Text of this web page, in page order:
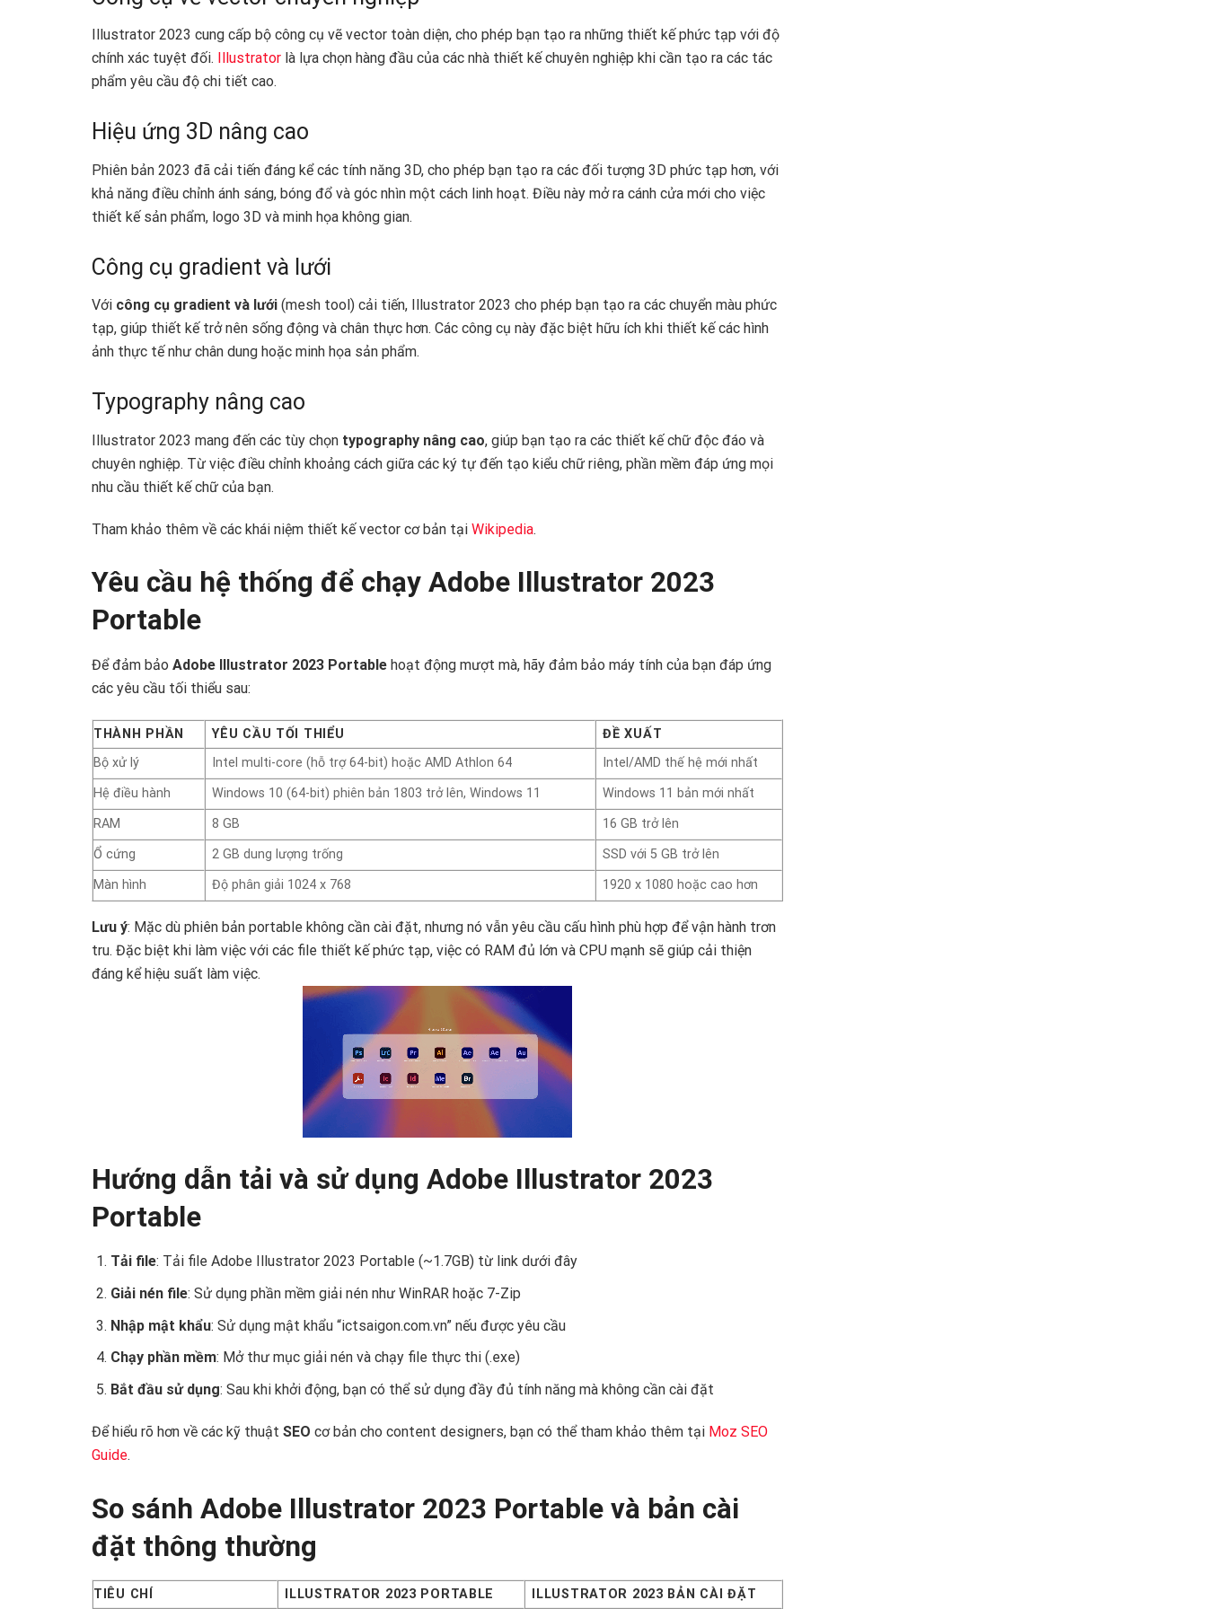
Illustrator 2023 cung cấp bộ công cụ vẽ vector toàn diện, cho phép bạn tạo ra những thiết kế phức tạp với độ
chính xác tuyệt đối.
Illustrator là lựa chọn hàng đầu của các nhà thiết kế chuyên nghiệp khi cần tạo ra các tác
phẩm yêu cầu độ chi tiết cao.
Hiệu ứng 3D nâng cao
Phiên bản 2023 đã cải tiến đáng kể các tính năng 3D, cho phép bạn tạo ra các đối tượng 3D phức tạp hơn, với
khả năng điều chỉnh ánh sáng, bóng đổ và góc nhìn một cách linh hoạt. Điều này mở ra cánh cửa mới cho việc
thiết kế sản phẩm, logo 3D và minh họa không gian.
Công cụ gradient và lưới
Với công cụ gradient và lưới (mesh tool) cải tiến, Illustrator 2023 cho phép bạn tạo ra các chuyển màu phức
tạp, giúp thiết kế trở nên sống động và chân thực hơn. Các công cụ này đặc biệt hữu ích khi thiết kế các hình
ảnh thực tế như chân dung hoặc minh họa sản phẩm.
Typography nâng cao
Illustrator 2023 mang đến các tùy chọn typography nâng cao, giúp bạn tạo ra các thiết kế chữ độc đáo và
chuyên nghiệp. Từ việc điều chỉnh khoảng cách giữa các ký tự đến tạo kiểu chữ riêng, phần mềm đáp ứng mọi
nhu cầu thiết kế chữ của bạn.
Tham khảo thêm về các khái niệm thiết kế vector cơ bản tại Wikipedia.
Yêu cầu hệ thống để chạy Adobe Illustrator 2023
Portable
Để đảm bảo Adobe Illustrator 2023 Portable hoạt động mượt mà, hãy đảm bảo máy tính của bạn đáp ứng
các yêu cầu tối thiểu sau:
THÀNH PHẦN YÊU CẦU TỐI THIỂU
ĐỀ XUẤT
Bộ xử lý
Intel multi-core (hỗ trợ 64-bit) hoặc AMD Athlon 64
Intel/AMD thế hệ mới nhất
Hệ điều hành
Windows 10 (64-bit) phiên bản 1803 trở lên, Windows 11
Windows 11 bản mới nhất
RAM
8 GB
16 GB trở lên
Ổ cứng
2 GB dung lượng trống
SSD với 5 GB trở lên
Màn hình
Độ phân giải 1024 x 768 1920 x 1080 hoặc cao hơn
Lưu ý: Mặc dù phiên bản portable không cần cài đặt, nhưng nó vẫn yêu cầu cấu hình phù hợp để vận hành trơn
tru. Đặc biệt khi làm việc với các file thiết kế phức tạp, việc có RAM đủ lớn và CPU mạnh sẽ giúp cải thiện
đáng kể hiệu suất làm việc.
Hướng dẫn tải và sử dụng Adobe Illustrator 2023
Portable
Tải file: Tải file Adobe Illustrator 2023 Portable (~1.7GB) từ link dưới đây
Giải nén file: Sử dụng phần mềm giải nén như WinRAR hoặc 7-Zip
Nhập mật khẩu: Sử dụng mật khẩu “ictsaigon.com.vn” nếu được yêu cầu
Chạy phần mềm: Mở thư mục giải nén và chạy file thực thi (.exe)
Bắt đầu sử dụng: Sau khi khởi động, bạn có thể sử dụng đầy đủ tính năng mà không cần cài đặt
Để hiểu rõ hơn về các kỹ thuật SEO cơ bản cho content designers, bạn có thể tham khảo thêm tại Moz SEO
Guide.
So sánh Adobe Illustrator 2023 Portable và bản cài
đặt thông thường
TIÊU CHÍ ILLUSTRATOR 2023 PORTABLE ILLUSTRATOR 2023 BẢN CÀI ĐẶT